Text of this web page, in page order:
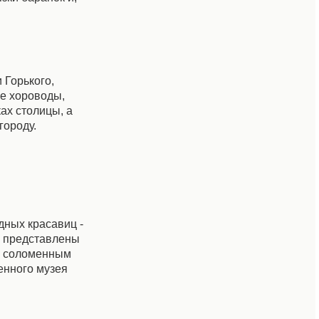
хороводы,
столицы, а
красавиц -
соломенным
музея